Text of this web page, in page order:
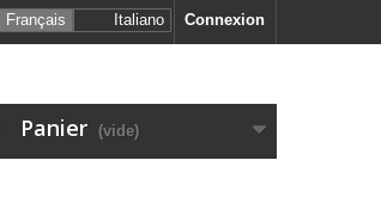
Connexion
Français Italiano
Panier (vide)